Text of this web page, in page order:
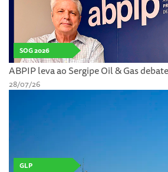
SOG 2026
ABPIP leva ao Sergipe Oil & Gas
28/07/26
GLP